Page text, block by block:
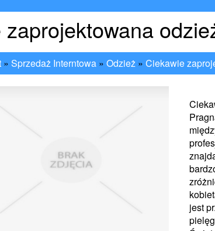
» Sprzedaż Interntowa» Odzież» Ciekawie
jest